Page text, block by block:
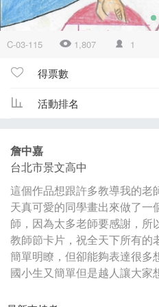
C-03-115 1,807 1
得票數
活動排名
詹中嘉
台北市景文高中
這個作品想跟許多教導我的老
天真可愛的同學畫出來做了一
師，因為太多老師要感謝，所
教師節卡片，祝全天下所有的
簡單明瞭，但卻能夠表達很多
國小生又簡單但是越人讓大家